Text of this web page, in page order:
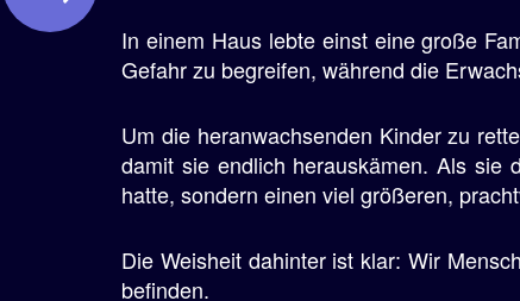
In einem Haus lebte einst eine große
Gefahr zu begreifen, während die
Um die heranwachsenden Kinder zu
damit sie endlich herauskämen. Als sie
hatte, sondern einen viel größeren,
Die Weisheit dahinter ist klar: Wir
befinden.